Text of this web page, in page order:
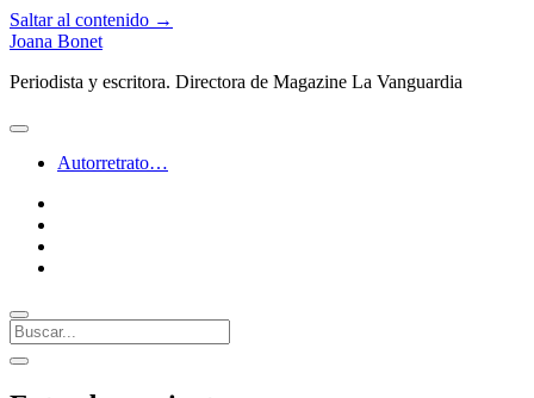
Saltar al contenido →
Joana Bonet
Periodista y escritora. Directora de Magazine La Vanguardia
abrir
Autorretrato…
Buscar
Barra
lateral
abrir